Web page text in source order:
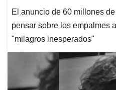
El anuncio de 60 millones
pensar sobre los empalmes
"milagros inesperados"